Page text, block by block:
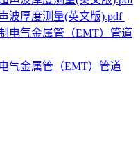
波厚度测量(英文版).pdf
气金属管（EMT）管道